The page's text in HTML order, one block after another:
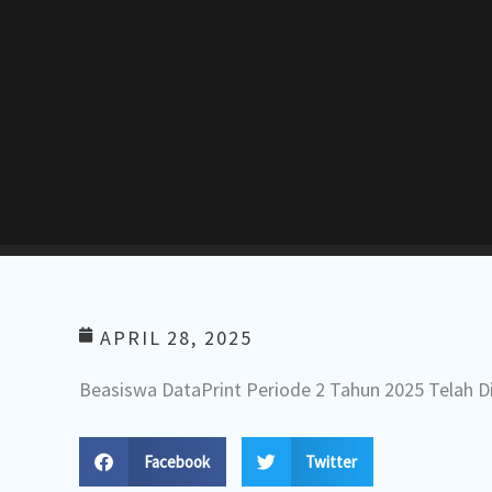
APRIL 28, 2025
Beasiswa DataPrint Periode 2 Tahun 2025 Telah
Facebook Twitter